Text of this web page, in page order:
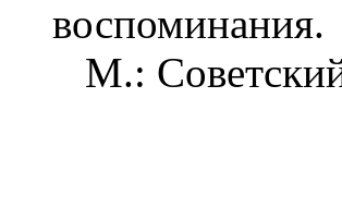
воспоминания.
М.: